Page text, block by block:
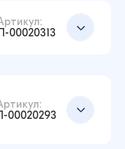
00020313
00020293